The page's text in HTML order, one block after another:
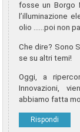
fosse un Borgo
l’illuminazione
olio ……poi non
Che dire? Sono
se su altri temi!
Oggi, a
Innovazioni,
abbiamo fatta
Rispondi